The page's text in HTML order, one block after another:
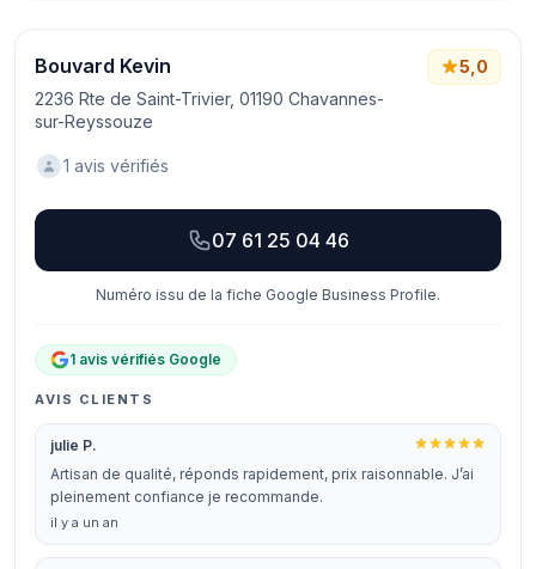
Bouvard Kevin
2236 Rte de Saint-Trivier, 01190 Chavannes-
sur-Reyssouze
5,0
1 avis vérifiés
07 61 25 04 46
Numéro issu de la fiche Google Business Profile.
1 avis vérifiés Google
AVIS CLIENTS
julie P.
Artisan de qualité, réponds rapidement, prix raisonnable. J’ai
pleinement confiance je recommande.
il y a un an